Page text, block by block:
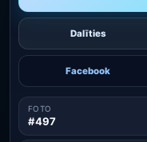
Dalīties
Facebook
FOTO
#497